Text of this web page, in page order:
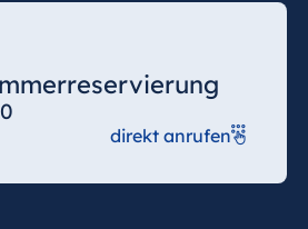
direkt anrufen